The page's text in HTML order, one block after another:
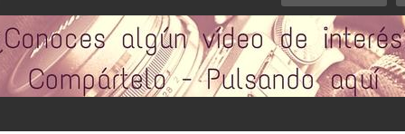
– Denzel Washington,